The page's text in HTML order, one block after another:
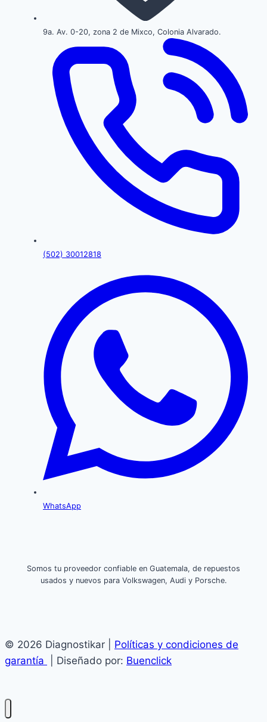
9a. Av. 0-20, zona 2 de Mixco, Colonia Alvarado.
(502) 30012818
WhatsApp
Somos tu proveedor confiable en Guatemala, de repuestos
usados y nuevos para Volkswagen, Audi y Porsche.
© 2026 Diagnostikar | Políticas y condiciones de
garantía
| Diseñado por: Buenclick